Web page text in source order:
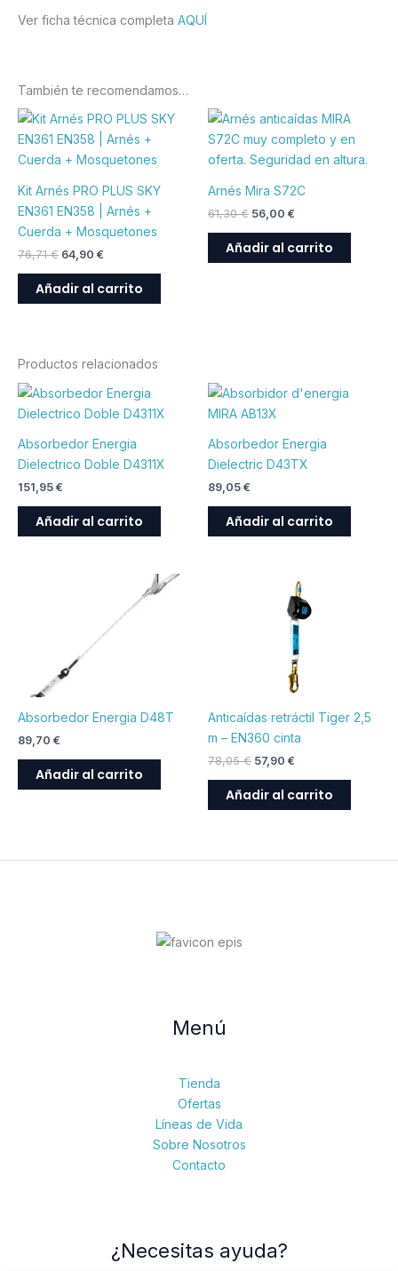
Ver ficha técnica completa AQUÍ
También te recomendamos…
Kit Arnés PRO PLUS SKY
EN361 EN358 | Arnés +
Cuerda + Mosquetones
76,71€
El
original
era:
64,90 €
El
actual
es:
64,90 €.
Añadir al carrito
Arnés Mira S72C
61,30€
El
original
era:
61,30 €.
56,00 €
El
actual
es:
Añadir al carrito
Productos relacionados
Absorbedor Energia
Dielectrico Doble D4311X
151,95 €
Añadir al carrito
Absorbedor Energia
Dielectric D43TX
89,05 €
Añadir al carrito
Absorbedor Energia D48T
89,70 €
Añadir al carrito
Anticaídas retráctil Tiger 2,5
m – EN360 cinta
78,05€
original
78,05 €.
57,90 €
El
precio
actual
es:
57,90 €.
Añadir al carrito
Menú
Tienda
Ofertas
Líneas de Vida
Sobre Nosotros
Contacto
¿Necesitas ayuda?